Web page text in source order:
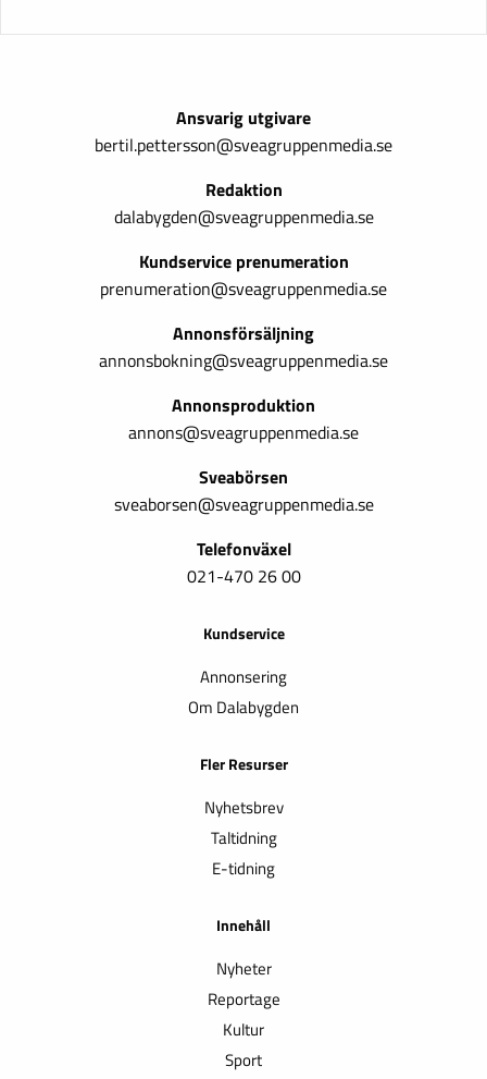
Ansvarig utgivare
bertil.pettersson@sveagruppenmedia.se
Redaktion
dalabygden@sveagruppenmedia.se
Kundservice prenumeration
prenumeration@sveagruppenmedia.se
Annonsförsäljning
annonsbokning@sveagruppenmedia.se
Annonsproduktion
annons@sveagruppenmedia.se
Sveabörsen
sveaborsen@sveagruppenmedia.se
Telefonväxel
021-470 26 00
Kundservice
Annonsering
Om Dalabygden
Fler Resurser
Nyhetsbrev
Taltidning
E-tidning
Innehåll
Nyheter
Reportage
Kultur
Sport